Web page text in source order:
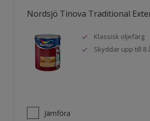
Nordsjö Tinova Traditional
Klassisk oljefärg
Skyddar upp till 8
Jämföra